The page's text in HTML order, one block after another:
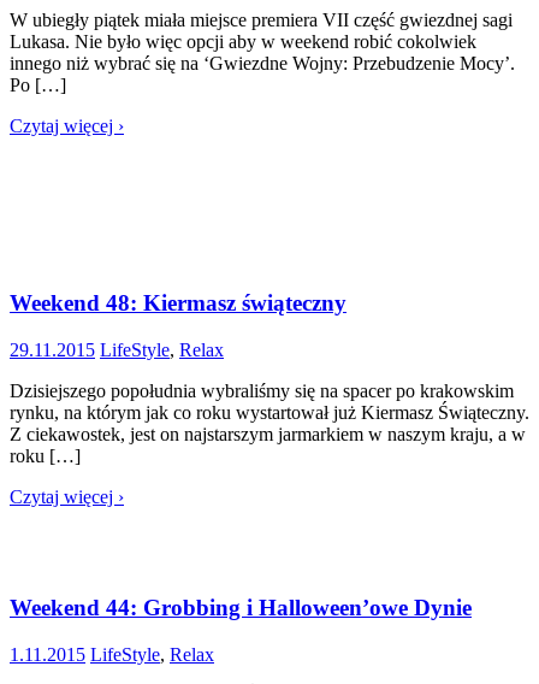
W ubiegły piątek miała miejsce premiera VII część gwiezdnej sagi
Lukasa. Nie było więc opcji aby w weekend robić cokolwiek
innego niż wybrać się na ‘Gwiezdne Wojny: Przebudzenie Mocy’.
Po […]
Czytaj więcej ›
Weekend 48: Kiermasz świąteczny
29.11.2015 LifeStyle, Relax
Dzisiejszego popołudnia wybraliśmy się na spacer po krakowskim
rynku, na którym jak co roku wystartował już Kiermasz Świąteczny.
Z ciekawostek, jest on najstarszym jarmarkiem w naszym kraju, a w
roku […]
Czytaj więcej ›
Weekend 44: Grobbing i Halloween’owe Dynie
1.11.2015 LifeStyle, Relax